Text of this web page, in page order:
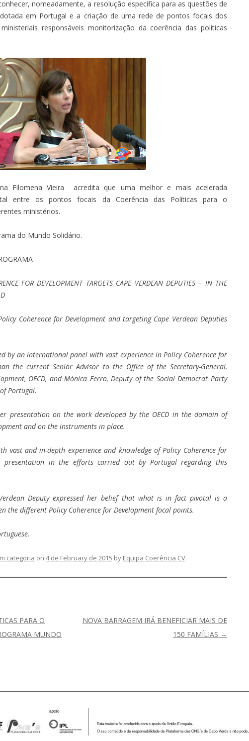
nomeadamente, a resolução específica para as questões de
em Portugal e a criação de uma rede de pontos focais dos
responsáveis monitorização da coerência das políticas
Filomena Vieira acredita que uma melhor e mais acelerada
entre os pontos focais da Coerência das Políticas para o
ministérios.
do Mundo Solidário.
FOR DEVELOPMENT TARGETS CAPE VERDEAN DEPUTIES – IN THE
Coherence for Development and targeting Cape Verdean Deputies
by an international panel with vast experience in Policy Coherence for
the current Senior Advisor to the Office of the Secretary-General,
OECD, and Mónica Ferro, Deputy of the Social Democrat Party
Portugal.
presentation on the work developed by the OECD in the domain of
and on the instruments in place.
vast and in-depth experience and knowledge of Policy Coherence for
presentation in the efforts carried out by Portugal regarding this
Deputy expressed her belief that what is in fact pivotal is a
the different Policy Coherence for Development focal points.
categoria on 4 de February de 2015 by Equipa Coerência CV.
PARA O
MUNDO
NOVA BARRAGEM IRÁ BENEFICIAR MAIS DE
150 FAMÍLIAS →